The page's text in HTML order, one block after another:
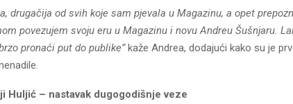
drugačija od svih koje sam pjevala u Magazinu, a opet
povezujem svoju eru u Magazinu i novu Andreu Šušnjaru.
pronaći put do publike”kaže Andrea, dodajući kako su je
Huljić – nastavak dugogodišnje veze